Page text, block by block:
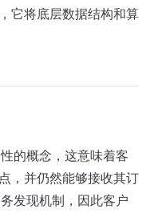
它将底层数据结构和算
的概念，这意味着客
，并仍然能够接收其订
发现机制，因此客户